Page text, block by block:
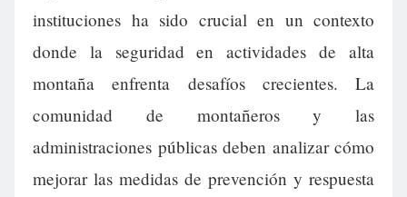
instituciones ha sido crucial en un contexto
donde la seguridad en actividades de alta
montaña enfrenta desafíos crecientes. La
comunidad de montañeros y las
administraciones públicas deben analizar cómo
mejorar las medidas de prevención y respuesta